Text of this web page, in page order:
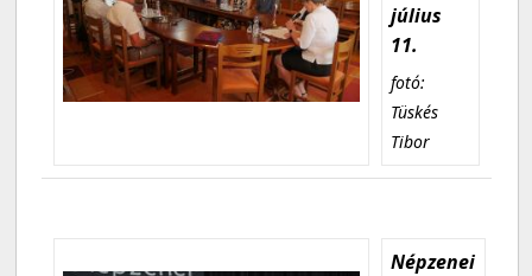
július
11.
fotó:
Tüskés
Tibor
Népzenei